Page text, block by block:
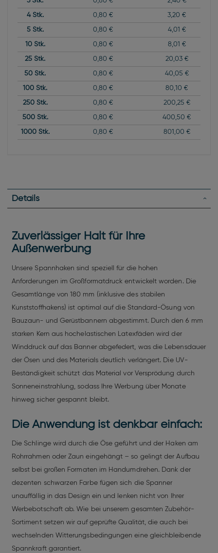
4Stk. 0,80 € 3,20 €
5Stk. 0,80 € 4,01 €
10Stk. 0,80 € 8,01 €
25 Stk. 0,80 € 20,03 €
50 Stk. 0,80 € 40,05 €
100 Stk. 0,80 € 80,10 €
250Stk. 0,80 € 200,25 €
500Stk. 0,80 € 400,50 €
1000Stk. 0,80 € 801,00 €
Details
Zuverlässiger Halt für Ihre
Außenwerbung
Unsere Spannhaken sind speziell für die hohen
Anforderungen im Großformatdruck entwickelt worden. Die
Gesamtlänge von 180 mm (inklusive des stabilen
Kunststoffhakens) ist optimal auf die Standard-Ösung von
Bauzaun- und Gerüstbannern abgestimmt. Durch den 6 mm
starken Kern aus hochelastischen Latexfäden wird der
Winddruck auf das Banner abgefedert, was die Lebensdauer
der Ösen und des Materials deutlich verlängert. Die UV-
Beständigkeit schützt das Material vor Versprödung durch
Sonneneinstrahlung, sodass Ihre Werbung über Monate
hinweg sicher gespannt bleibt.
Die Anwendung ist denkbar einfach:
Die Schlinge wird durch die Öse geführt und der Haken am
Rohrrahmen oder Zaun eingehängt – so gelingt der Aufbau
selbst bei großen Formaten im Handumdrehen. Dank der
dezenten schwarzen Farbe fügen sich die Spanner
unauffällig in das Design ein und lenken nicht von Ihrer
Werbebotschaft ab. Wie bei unserem gesamten Zubehör-
Sortiment setzen wir auf geprüfte Qualität, die auch bei
wechselnden Witterungsbedingungen eine gleichbleibende
Spannkraft garantiert.